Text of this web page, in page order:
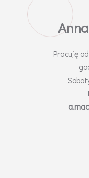
E N
N
M
A
C
I
E
J
E
W
A
Pracuję